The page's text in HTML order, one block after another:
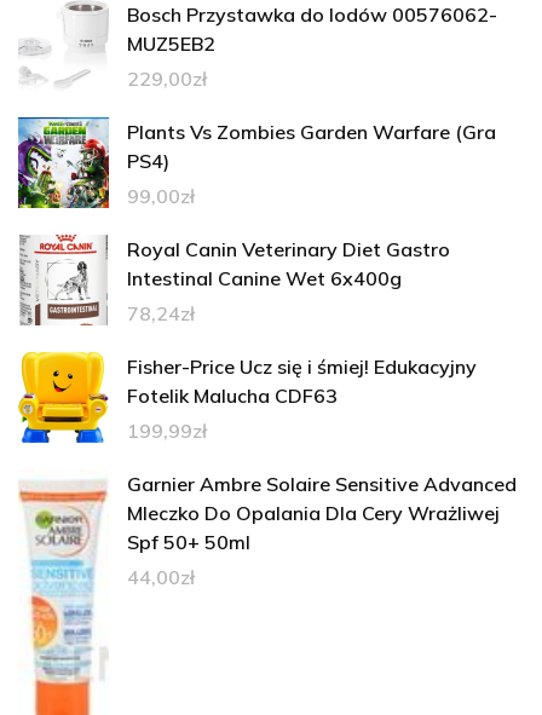
Bosch Przystawka do lodów 00576062-
MUZ5EB2
229,00zł
Plants Vs Zombies Garden Warfare (Gra
PS4)
99,00zł
Royal Canin Veterinary Diet Gastro
Intestinal Canine Wet 6x400g
78,24zł
Fisher-Price Ucz się i śmiej! Edukacyjny
Fotelik Malucha CDF63
199,99zł
Garnier Ambre Solaire Sensitive Advanced
Mleczko Do Opalania Dla Cery Wrażliwej
Spf 50+ 50ml
44,00zł